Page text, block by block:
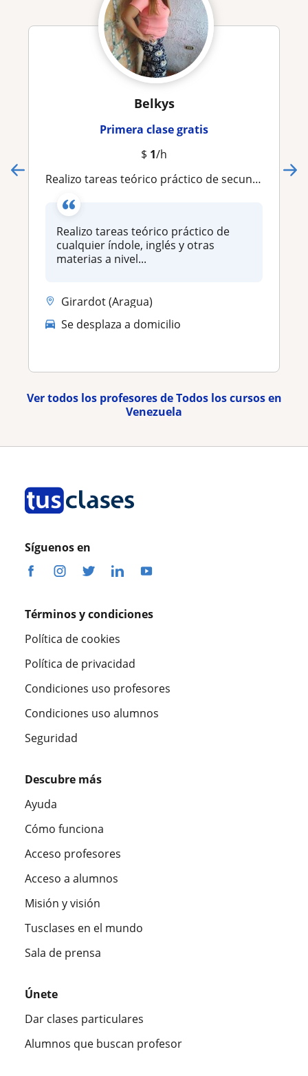
Belkys
Primera clase gratis
$ 1/h
Realizo tareas teórico práctico de secundaria y universitario
Realizo tareas teórico práctico de
cualquier índole, inglés y otras
materias a nivel...
Girardot (Aragua)
Se desplaza a domicilio
Ver todos los profesores de Todos los cursos en
Venezuela
Síguenos en
Términos y condiciones
Política de cookies
Política de privacidad
Condiciones uso profesores
Condiciones uso alumnos
Seguridad
Descubre más
Ayuda
Cómo funciona
Acceso profesores
Acceso a alumnos
Misión y visión
Tusclases en el mundo
Sala de prensa
Únete
Dar clases particulares
Alumnos que buscan profesor